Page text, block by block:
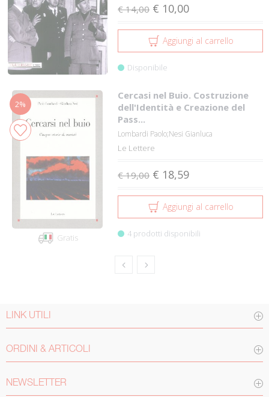
€ 14,00 € 10,00
Aggiungi al carrello
Disponibile
2%
Gratis
Cercasi nel Buio. Costruzione
dell'Identità e Creazione del
Pass...
Lombardi Paolo;Nesi Gianluca
Le Lettere
€ 19,00 € 18,59
Aggiungi al carrello
4 prodotti disponibili
LINK UTILI
ORDINI & ARTICOLI
NEWSLETTER